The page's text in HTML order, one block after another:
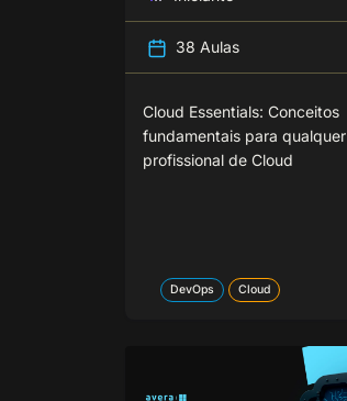
38 Aulas
Cloud Essentials: Conceitos
fundamentais para qualquer
profissional de Cloud
DevOps Cloud